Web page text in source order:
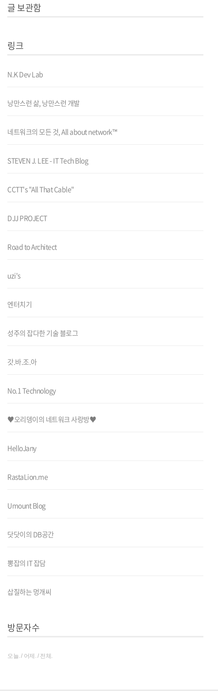
글 보관함
링크
N.K Dev Lab
낭만스런 삶, 낭만스런 개발
네트워크의 모든 것, All about network™
STEVEN J. LEE - IT Tech Blog
CCTT's "All That Cable"
DJJ PROJECT
Road to Architect
uzi's
엔터치기
성주의 잡다한 기술 블로그
갓.바.조.아
No.1 Technology
♥오리뎅이의 네트워크 사랑방♥
HelloJany
RastaLion.me
Umount Blog
닷닷이의 DB공간
뽕잡의 IT 잡담
삽질하는 멍개씨
방문자수
오늘. / 어제. / 전체.